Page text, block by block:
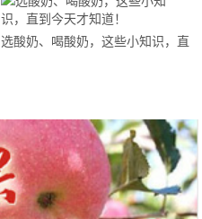
选酸奶、喝酸奶，这些小知识，直